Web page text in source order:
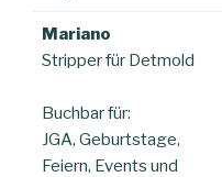
Mariano
Stripper für Detmold
Buchbar für:
JGA, Geburtstage,
Feiern, Events und